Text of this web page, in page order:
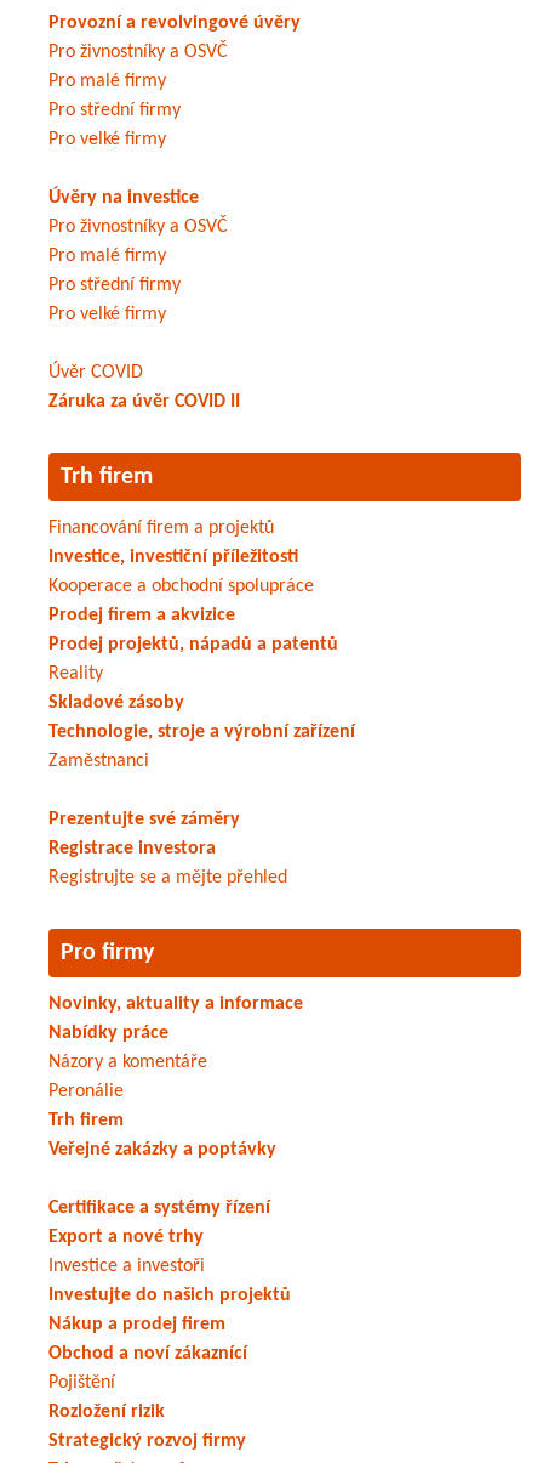
Provozní a revolvingové úvěry
Pro živnostníky a OSVČ
Pro malé firmy
Pro střední firmy
Pro velké firmy
Úvěry na investice
Pro živnostníky a OSVČ
Pro malé firmy
Pro střední firmy
Pro velké firmy
Úvěr COVID
Záruka za úvěr COVID II
Trh firem
Financování firem a projektů
Investice, investiční příležitosti
Kooperace a obchodní spolupráce
Prodej firem a akvizice
Prodej projektů, nápadů a patentů
Reality
Skladové zásoby
Technologie, stroje a výrobní zařízení
Zaměstnanci
Prezentujte své záměry
Registrace investora
Registrujte se a mějte přehled
Pro firmy
Novinky, aktuality a informace
Nabídky práce
Názory a komentáře
Peronálie
Trh firem
Veřejné zakázky a poptávky
Certifikace a systémy řízení
Export a nové trhy
Investice a investoři
Investujte do našich projektů
Nákup a prodej firem
Obchod a noví zákaznící
Pojištění
Rozložení rizik
Strategický rozvoj firmy